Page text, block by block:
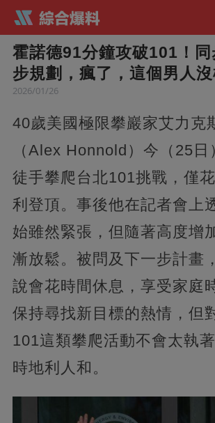
霍諾德91分鐘攻破101！
步規劃，瘋了，這個男人
2026/01/26
40歲美國極限攀巖家艾力克
（Alex Honnold）今（25日
徒手攀爬台北101挑戰，僅
利登頂。事後他在記者會上
始雖然緊張，但隨著高度增
漸放鬆。被問及下一步計畫
說會花時間休息，享受家庭
保持尋找新目標的熱情，但
101這類攀爬活動不會太執
時地利人和。